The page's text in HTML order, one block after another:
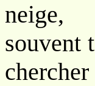
neige,
souvent